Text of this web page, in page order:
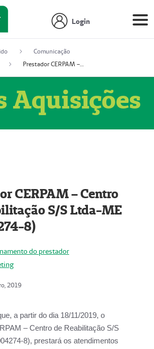
Login
Comunicação
Prestador CERPAM – Centro de Reabilitação S/S Ltda-ME (52004274-8)
Aquisições
CERPAM – Centro
S/S Ltda-ME
8)
do prestador
2019
a partir do dia 18/11/2019, o
– Centro de Reabilitação S/S
8), prestará os atendimentos